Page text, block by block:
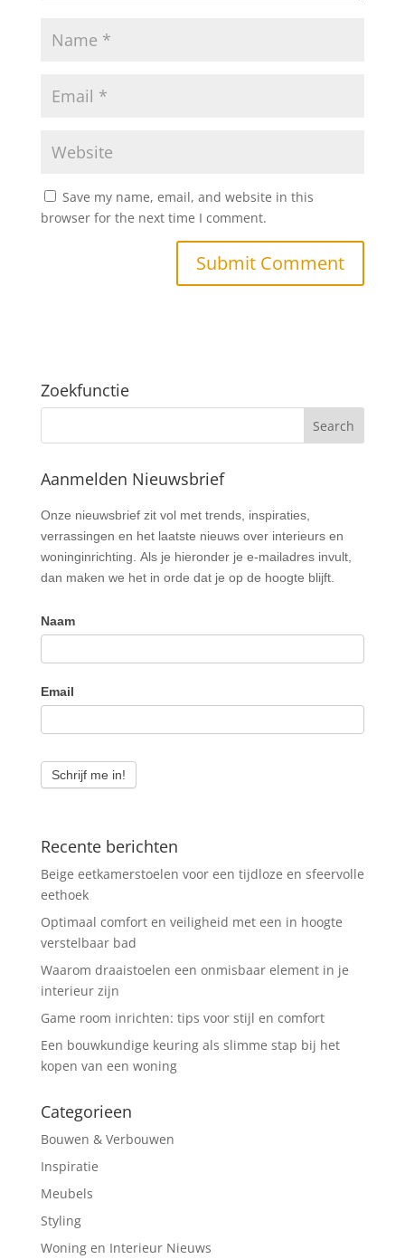
Save my name, email, and website in this
browser for the next time I comment.
Zoekfunctie
Aanmelden Nieuwsbrief
Onze nieuwsbrief zit vol met trends, inspiraties,
verrassingen en het laatste nieuws over interieurs en
woninginrichting. Als je hieronder je e-mailadres invult,
dan maken we het in orde dat je op de hoogte blijft.
Naam
Email
Schrijf me in!
Recente berichten
Beige eetkamerstoelen voor een tijdloze en sfeervolle
eethoek
Optimaal comfort en veiligheid met een in hoogte
verstelbaar bad
Waarom draaistoelen een onmisbaar element in je
interieur zijn
Game room inrichten: tips voor stijl en comfort
Een bouwkundige keuring als slimme stap bij het
kopen van een woning
Categorieen
Bouwen & Verbouwen
Inspiratie
Meubels
Styling
Woning en Interieur Nieuws